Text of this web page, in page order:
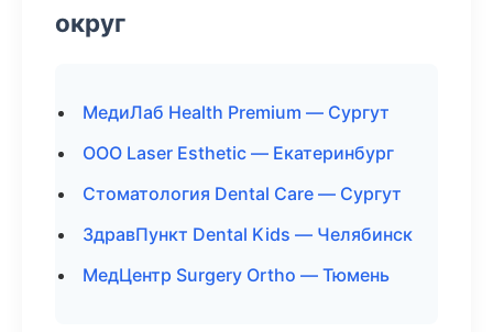
округ
МедиЛаб Health Premium — Сургут
ООО Laser Esthetic — Екатеринбург
Стоматология Dental Care — Сургут
ЗдравПункт Dental Kids — Челябинск
МедЦентр Surgery Ortho — Тюмень